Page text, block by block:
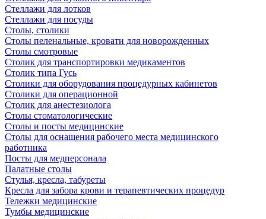
Стеллажи для лотков
Стеллажи для посуды
Столы, столики
Столы пеленальные, кровати для новорожденных
Столы смотровые
Столик для транспортировки медикаментов
Столик типа Гусь
Столики для оборудования процедурных кабинетов
Столики для операционной
Столик для анестезиолога
Столы стоматологические
Столы и посты медицинские
Столы для оснащения рабочего места медицинского
работника
Посты для медперсонала
Палатные столы
Стулья, кресла, табуреты
Кресла для забора крови и терапевтических процедур
Тележки медицинские
Тумбы медицинские